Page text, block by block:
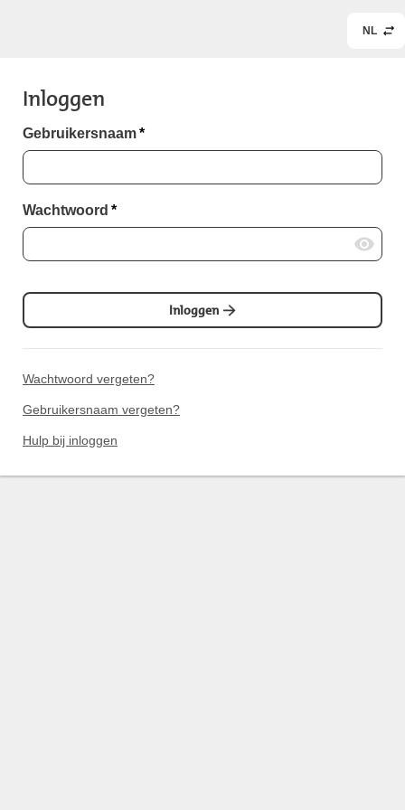
NL
Inloggen
Gebruikersnaam*
Wachtwoord *
Inloggen
Wachtwoord vergeten?
Gebruikersnaam vergeten?
Hulp bij inloggen